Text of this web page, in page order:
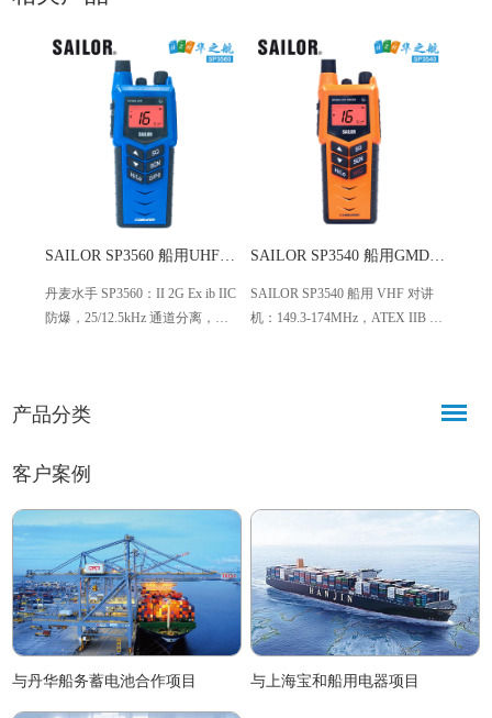
丹麦水手 SP3560：II 2G Ex ib IIC
防爆，25/12.5kHz 通道分离，
SAILOR SP3540 船用GMDSS VHF防爆对讲机
SAILOR SP3540 船用 VHF 对讲
机：149.3-174MHz，ATEX IIB T4
产品分类
客户案例
与丹华船务蓄电池合作项目 与上海宝和船用电器项目